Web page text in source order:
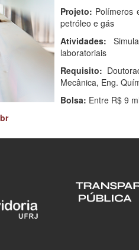
Projeto: Polímeros
petróleo e gás
Atividades:
laboratoriais
Requisito:
Mecânica, Eng.
Bolsa: Entre R$ 9